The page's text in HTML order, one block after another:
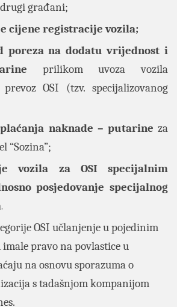
građani;
cijene registracije vozila;
poreza na dodatu vrijednost i
prilikom uvoza vozila
OSI (tzv. specijalizovanog
plaćanja naknade – putarineza
“Sozina”;
vozila za OSI specijalnim
posjedovanje specijalnog
.
OSI učlanjenje u pojedinim
pravo na povlastice u
na osnovu sporazuma o
s tadašnjom kompanijom